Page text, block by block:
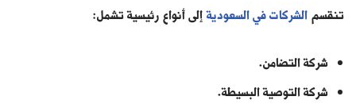
تنقسمالشركات في السعوديةإلى أنواع رئيسية تشمل:
شركة التضامن.
شركة التوصية البسيطة.